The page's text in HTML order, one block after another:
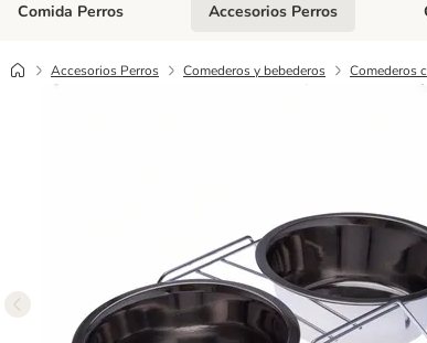
Comida Perros Menú de categoria abierto:
Accesorios Perros
Accesorios Perros Comederos y bebederos Comederos